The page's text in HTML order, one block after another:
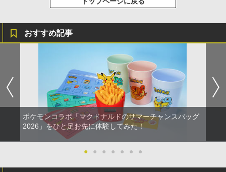
おすすめ記事
ポケモンコラボ「マクドナルドのサマーチャンスバッグ
2026」をひと足お先に体験してみた！
● ● ● ● ● ● ●